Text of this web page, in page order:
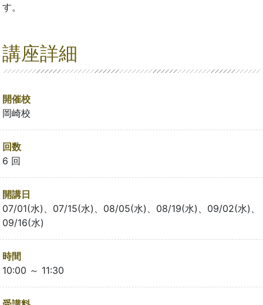
す。
講座詳細
開催校
岡崎校
回数
6 回
開講日
07/01(水)、07/15(水)、08/05(水)、08/19(水)、09/02(水)、
09/16(水)
時間
10:00 ～ 11:30